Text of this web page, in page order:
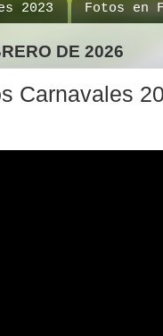
2023
Fotos en
DE 2026
Carnavales